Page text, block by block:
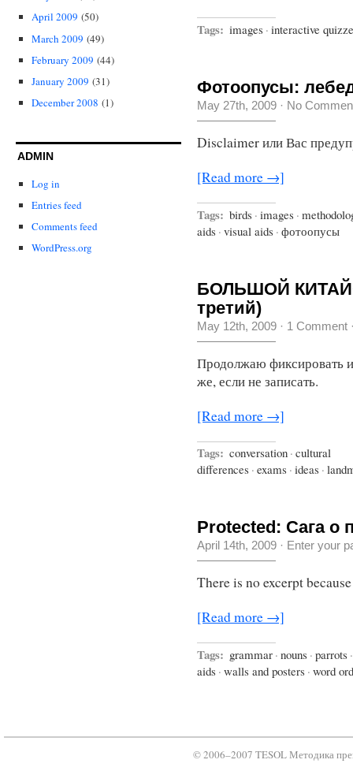
April 2009 (50)
March 2009 (49)
February 2009 (44)
January 2009 (31)
December 2008 (1)
ADMIN
Log in
Entries feed
Comments feed
WordPress.org
Tags: images · interactive
Фотоопусы:
May 27th, 2009 · No
Disclaimer или Вас
[Read more →]
Tags: birds · images ·
aids · visual aids · фотоопусы
БОЛЬШОЙ
третий)
May 12th, 2009 · 1 Comment
Продолжаю фиксировать
же, если не записать.
[Read more →]
Tags: conversation · cultural
differences · exams · ideas ·
Protected: Cага о
April 14th, 2009 · Enter your
There is no excerpt
[Read more →]
Tags: grammar · nouns · parrots ·
aids · walls and posters · word
© 2006–2007 TESOL Методика